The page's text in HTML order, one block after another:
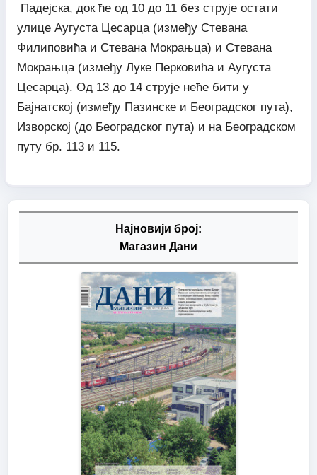
Падејска, док ће од 10 до 11 без струје остати
улице Аугуста Цесарца (између Стевана
Филиповића и Стевана Мокрањца) и Стевана
Мокрањца (између Луке Перковића и Аугуста
Цесарца). Од 13 до 14 струје неће бити у
Бајнатској (између Пазинске и Београдског пута),
Изворској (до Београдског пута) и на Београдском
путу бр. 113 и 115.
Најновији број:
Магазин Дани